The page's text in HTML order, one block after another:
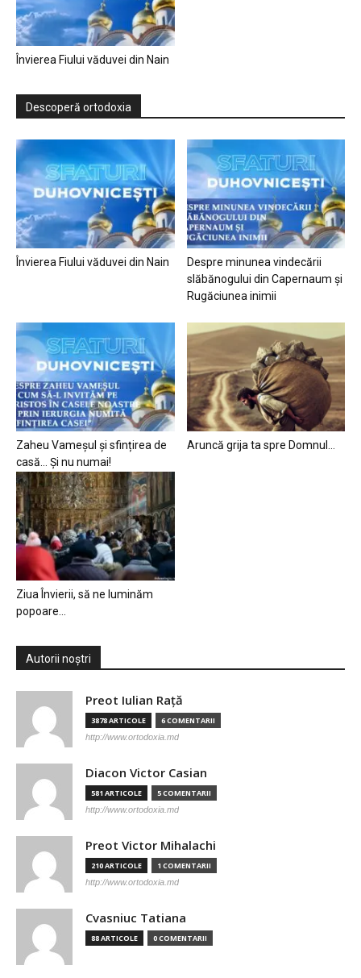
Învierea Fiului văduvei din Nain
Descoperă ortodoxia
Învierea Fiului văduvei din Nain
Despre minunea vindecării
slăbănogului din Capernaum și
Rugăciunea inimii
Zaheu Vameșul și sfințirea de
casă… Și nu numai!
Aruncă grija ta spre Domnul…
Ziua Învierii, să ne luminăm
popoare…
Autorii noștri
Preot Iulian Raţă
3878 ARTICOLE 6 COMENTARII
http://www.ortodoxia.md
Diacon Victor Casian
581 ARTICOLE 5 COMENTARII
http://www.ortodoxia.md
Preot Victor Mihalachi
210 ARTICOLE 1 COMENTARII
http://www.ortodoxia.md
Cvasniuc Tatiana
88 ARTICOLE 0 COMENTARII